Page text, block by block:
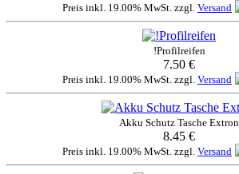
Preis inkl. 19.00% MwSt. zzgl. Versand
!Profilreifen
7.50 €
Preis inkl. 19.00% MwSt. zzgl. Versand
Akku Schutz Tasche Extron
8.45 €
Preis inkl. 19.00% MwSt. zzgl. Versand